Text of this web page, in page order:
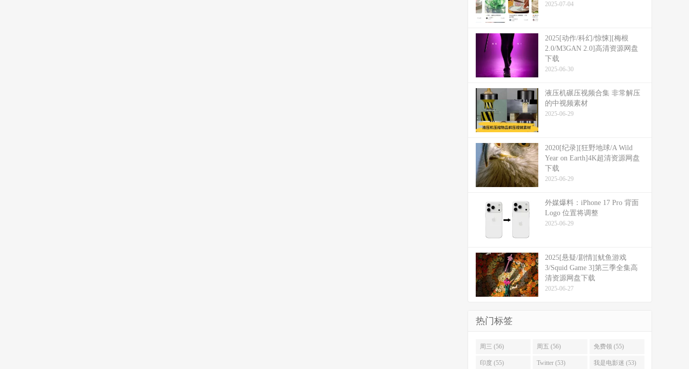
2025-07-04
2025[动作/科幻/惊悚][梅根
2.0/M3GAN 2.0]高清资源网盘
下载
2025-06-30
液压机碾压视频合集 非常解压
的中视频素材
2025-06-29
2020[纪录][狂野地球/A Wild
Year on Earth]4K超清资源网盘
下载
2025-06-29
外媒爆料：​​iPhone 17 Pro 背面
Logo 位置将调整​​
2025-06-29
2025[悬疑/剧情][鱿鱼游戏
3/Squid Game 3]第三季全集高
清资源网盘下载
2025-06-27
热门标签
周三 (56) 周五 (56) 免费领 (55)
印度 (55) Twitter (53) 我是电影迷 (53)